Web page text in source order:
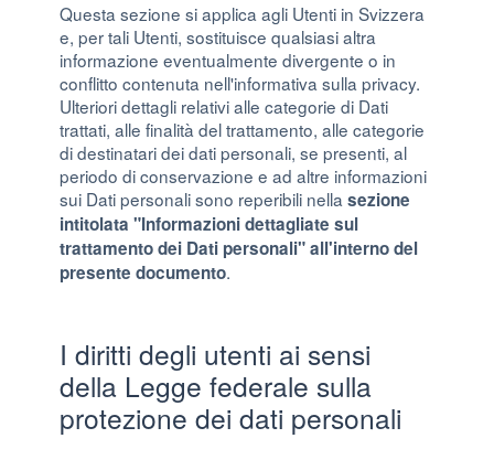
Questa sezione si applica agli Utenti in Svizzera
e, per tali Utenti, sostituisce qualsiasi altra
informazione eventualmente divergente o in
conflitto contenuta nell'informativa sulla privacy.
Ulteriori dettagli relativi alle categorie di Dati
trattati, alle finalità del trattamento, alle categorie
di destinatari dei dati personali, se presenti, al
periodo di conservazione e ad altre informazioni
sui Dati personali sono reperibili nella sezione
intitolata "Informazioni dettagliate sul
trattamento dei Dati personali" all'interno del
presente documento.
I diritti degli utenti ai sensi
della Legge federale sulla
protezione dei dati personali